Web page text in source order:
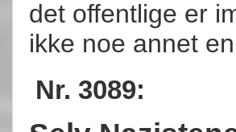
det offentlige er
ikke noe annet
Nr. 3089: